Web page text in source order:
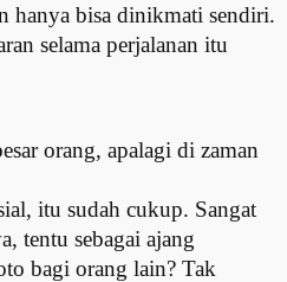
hanya bisa dinikmati sendiri.
selama perjalanan itu
orang, apalagi di zaman
itu sudah cukup. Sangat
tentu sebagai ajang
bagi orang lain? Tak